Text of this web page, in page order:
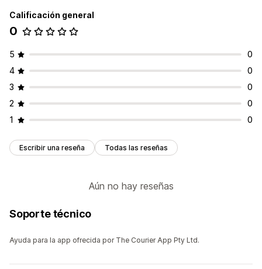
Calificación general
0
5
0
4
0
3
0
2
0
1
0
Escribir una reseña Todas las reseñas
Aún no hay reseñas
Soporte técnico
Ayuda para la app ofrecida por The Courier App Pty Ltd.